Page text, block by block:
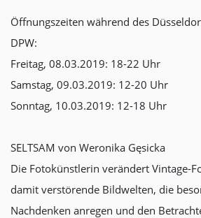
Öffnungszeiten während des
DPW:
Freitag, 08.03.2019: 18-22 Uhr
Samstag, 09.03.2019: 12-20 Uhr
Sonntag, 10.03.2019: 12-18 Uhr
SELTSAM von Weronika Gęsicka
Die Fotokünstlerin verändert Vintage-
damit verstörende Bildwelten, die
Nachdenken anregen und den